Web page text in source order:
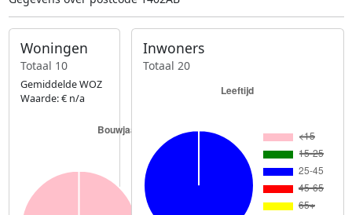
Woningen
Totaal 10
Gemiddelde WOZ
Waarde: € n/a
Inwoners
Totaal 20